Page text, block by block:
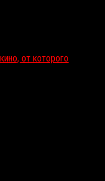
от которого